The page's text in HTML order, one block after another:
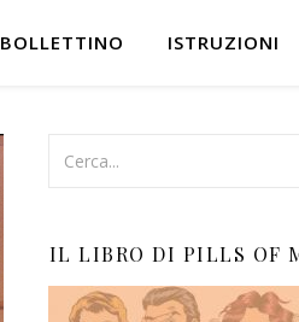
BOLLETTINO ISTRUZIONI
IL LIBRO DI PILLS OF